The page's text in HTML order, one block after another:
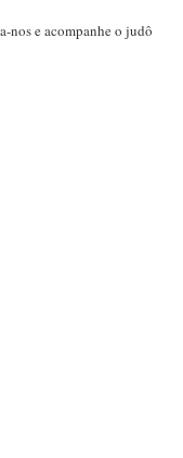
nos e acompanhe o judô